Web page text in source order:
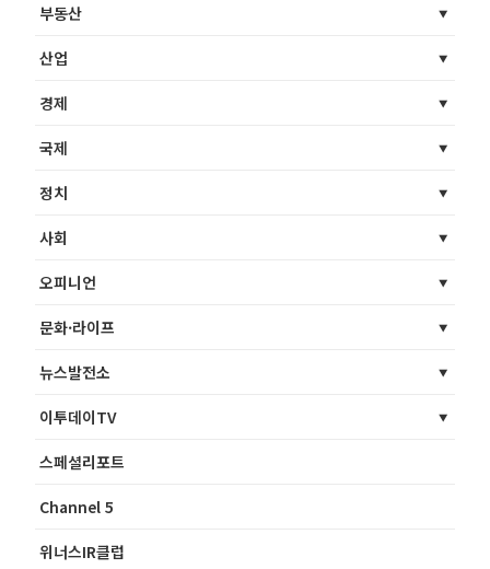
부동산
산업
경제
국제
정치
사회
오피니언
문화·라이프
뉴스발전소
이투데이TV
스페셜리포트
Channel 5
위너스IR클럽